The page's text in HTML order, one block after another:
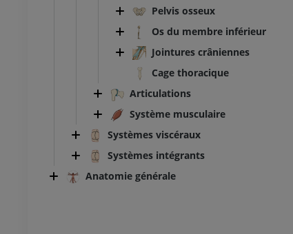
Pelvis osseux
Os du membre inférieur
Jointures crâniennes
Cage thoracique
Articulations
Système musculaire
Systèmes viscéraux
Systèmes intégrants
Anatomie générale